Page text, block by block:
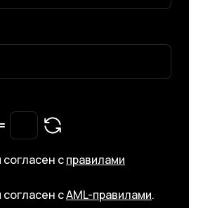
справилами
сAML-правилами.